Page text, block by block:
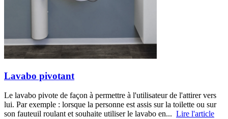
Lavabo pivotant
Le lavabo pivote de façon à permettre à l'utilisateur de l'attirer vers
lui. Par exemple : lorsque la personne est assis sur la toilette ou sur
son fauteuil roulant et souhaite utiliser le lavabo en... Lire l'article